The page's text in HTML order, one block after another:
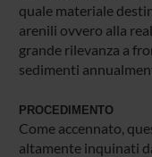
quale materiale
arenili ovvero alla
grande rilevanza a
sedimenti
PROCEDIMENTO
Come accennato,
altamente inquinati